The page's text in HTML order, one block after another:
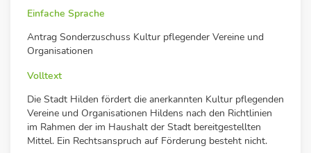
Einfache Sprache
Antrag Sonderzuschuss Kultur pflegender Vereine und
Organisationen
Volltext
Die Stadt Hilden fördert die anerkannten Kultur pflegenden
Vereine und Organisationen Hildens nach den Richtlinien
im Rahmen der im Haushalt der Stadt bereitgestellten
Mittel. Ein Rechtsanspruch auf Förderung besteht nicht.